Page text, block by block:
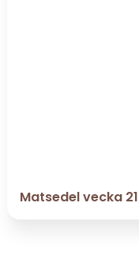
Matsedel vecka 21